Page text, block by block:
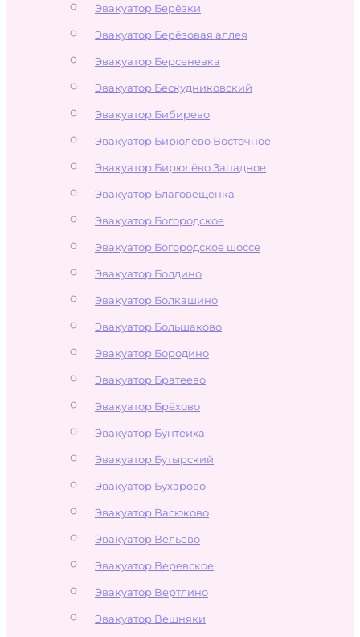
Эвакуатор Берёзки
Эвакуатор Берёзовая аллея
Эвакуатор Берсеневка
Эвакуатор Бескудниковский
Эвакуатор Бибирево
Эвакуатор Бирюлёво Восточное
Эвакуатор Бирюлёво Западное
Эвакуатор Благовещенка
Эвакуатор Богородское
Эвакуатор Богородское шоссе
Эвакуатор Болдино
Эвакуатор Болкашино
Эвакуатор Большаково
Эвакуатор Бородино
Эвакуатор Братеево
Эвакуатор Брёхово
Эвакуатор Бунтеиха
Эвакуатор Бутырский
Эвакуатор Бухарово
Эвакуатор Васюково
Эвакуатор Вельево
Эвакуатор Веревское
Эвакуатор Вертлино
Эвакуатор Вешняки